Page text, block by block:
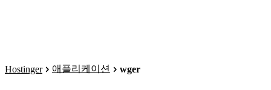
Hostinger 애플리케이션 wger